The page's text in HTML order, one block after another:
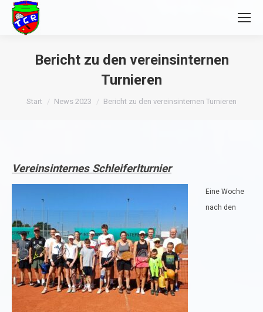
Bericht zu den vereinsinternen
Turnieren
Sie befinden sich hier:
Start News 2023 Bericht zu den vereinsinternen Turnieren
Vereinsinternes Schleiferlturnier
Eine Woche
nach den